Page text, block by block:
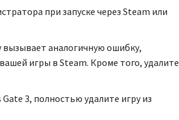
при запуске через Steam или
аналогичную ошибку,
игры в Steam. Кроме того, удалите
3, полностью удалите игру из